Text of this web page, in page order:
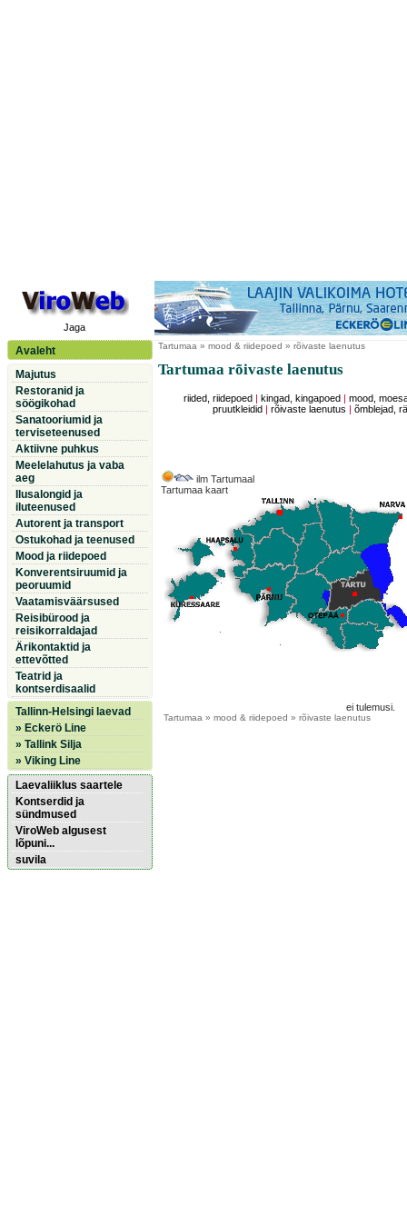
Jaga
Avaleht
Majutus
Restoranid ja
söögikohad
Sanatooriumid ja
terviseteenused
Aktiivne puhkus
Meelelahutus ja vaba
aeg
Ilusalongid ja
iluteenused
Autorent ja transport
Ostukohad ja teenused
Mood ja riidepoed
Konverentsiruumid ja
peoruumid
Vaatamisväärsused
Reisibürood ja
reisikorraldajad
Ärikontaktid ja
ettevõtted
Teatrid ja
kontserdisaalid
Tallinn-Helsingi laevad
» Eckerö Line
» Tallink Silja
» Viking Line
Laevaliiklus saartele
Kontserdid ja
sündmused
ViroWeb algusest
lõpuni...
suvila
Tartumaa » mood & riidepoed » rõivaste laenutus
Tartumaa rõivaste laenutus
riided, riidepoed kingad, kingapoed |mood,
pruutkleidid
rõivaste laenutus õmblejad,
ilm Tartumaal
Tartumaa kaart
ei tulemusi.
Tartumaa » mood & riidepoed » rõivaste laenutus